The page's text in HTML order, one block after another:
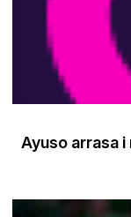
Ayuso arrasa